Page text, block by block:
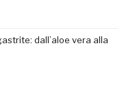
dall’aloe vera alla